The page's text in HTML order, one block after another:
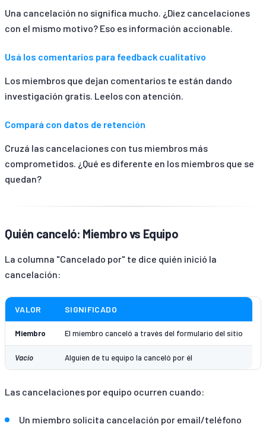
Una cancelación no significa mucho. ¿Diez cancelaciones
con el mismo motivo? Eso es información accionable.
Usá los comentarios para feedback cualitativo
Los miembros que dejan comentarios te están dando
investigación gratis. Leelos con atención.
Compará con datos de retención
Cruzá las cancelaciones con tus miembros más
comprometidos. ¿Qué es diferente en los miembros que se
quedan?
Quién canceló: Miembro vs Equipo
La columna "Cancelado por" te dice quién inició la
cancelación:
VALOR SIGNIFICADO
Miembro El miembro canceló a través del formulario del sitio
Vacío Alguien de tu equipo la canceló por él
Las cancelaciones por equipo ocurren cuando:
Un miembro solicita cancelación por email/teléfono